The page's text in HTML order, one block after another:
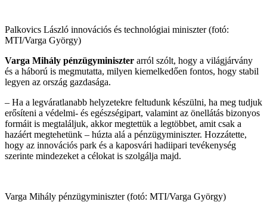
Palkovics László innovációs és technológiai miniszter (fotó:
MTI/Varga György)
Varga Mihály pénzügyminiszter arról szólt, hogy a világjárvány
és a háború is megmutatta, milyen kiemelkedően fontos, hogy stabil
legyen az ország gazdasága.
– Ha a legváratlanabb helyzetekre feltudunk készülni, ha meg tudjuk
erősíteni a védelmi- és egészségipart, valamint az önellátás bizonyos
formáit is megtaláljuk, akkor megtettük a legtöbbet, amit csak a
hazáért megtehetünk – húzta alá a pénzügyminiszter. Hozzátette,
hogy az innovációs park és a kaposvári hadiipari tevékenység
szerinte mindezeket a célokat is szolgálja majd.
Varga Mihály pénzügyminiszter (fotó: MTI/Varga György)